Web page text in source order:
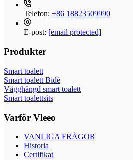
Telefon: +86 18823509990
E-post: [email protected]
Produkter
Smart toalett
Smart toalett Bidé
Vägghängd smart toalett
Smart toalettsits
Varför Vleeo
VANLIGA FRÅGOR
Historia
Certifikat